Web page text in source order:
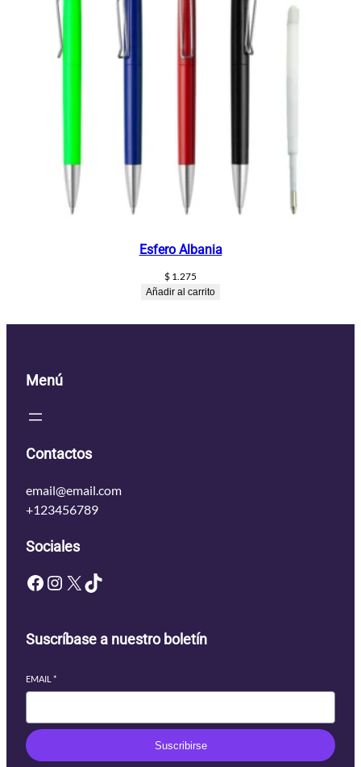
Esfero Albania
$ 1.275
Añadir al carrito
Menú
Contactos
email@email.com
+123456789
Sociales
Facebook Instagram X TikTok
Suscríbase a nuestro boletín
EMAIL *
Suscribirse